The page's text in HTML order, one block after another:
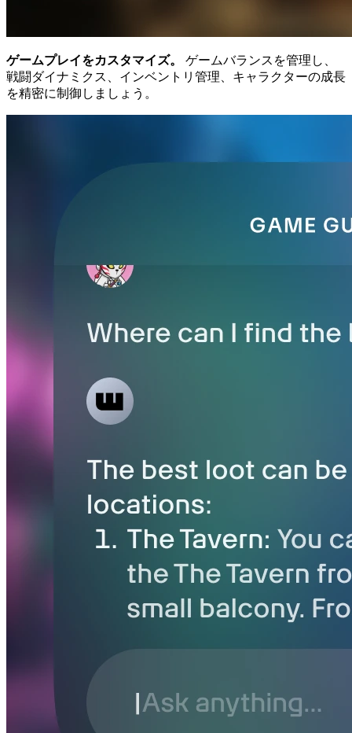
ゲームプレイをカスタマイズ。
ゲームバランスを管理し、
戦闘ダイナミクス、インベントリ管理、キャラクターの成長
を精密に制御しましょう。